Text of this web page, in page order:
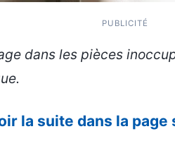
PUBLICITÉ
dans les pièces
la suite dans la